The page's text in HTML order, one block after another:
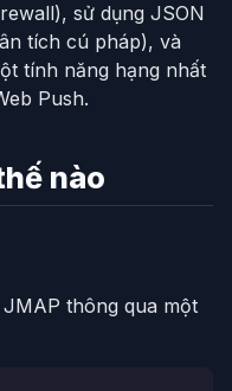
sử dụng JSON
tích cú pháp), và
tính năng hạng nhất
Push.
nào
thông qua một